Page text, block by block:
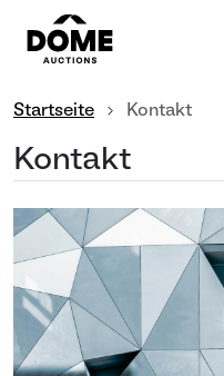
Startseite Kontakt
Kontakt